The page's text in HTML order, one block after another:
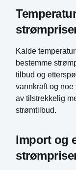
Kalde
bestemme
tilbud og
vannkraft og
av tilstrekkelig
strømtilbud.
Import og